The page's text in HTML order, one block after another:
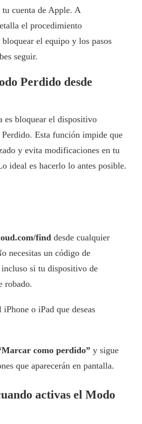
tu cuenta de Apple. A
el procedimiento
bloquear el equipo y los pasos
seguir.
Perdido desde
es bloquear el dispositivo
Esta función impide que
y evita modificaciones en tu
ideal es hacerlo lo antes posible.
find desde cualquier
necesitas un código de
si tu dispositivo de
robado.
iPhone o iPad que deseas
como perdido” y sigue
que aparecerán en pantalla.
activas el Modo